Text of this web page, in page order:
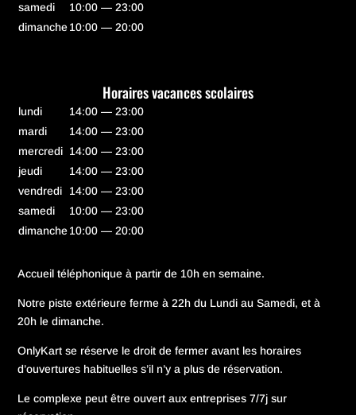
samedi
10:00 — 23:00
dimanche10:00 — 20:00
Horaires vacances scolaires
lundi
14:00 — 23:00
mardi
14:00 — 23:00
mercredi 14:00 — 23:00
jeudi
14:00 — 23:00
vendredi
14:00 — 23:00
samedi
10:00 — 23:00
dimanche10:00 — 20:00
Accueil téléphonique à partir de 10h en semaine.
Notre piste extérieure ferme à 22h du Lundi au Samedi, et à
20h le dimanche.
OnlyKart se réserve le droit de fermer avant les horaires
d’ouvertures habituelles s’il n’y a plus de réservation.
Le complexe peut être ouvert aux entreprises 7/7j sur